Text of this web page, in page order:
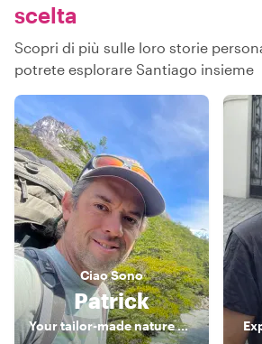
scelta
Scopri di più sulle loro storie
potrete esplorare Santiago insieme
CiaoSono
Patrick
Your tailor-made nature guide